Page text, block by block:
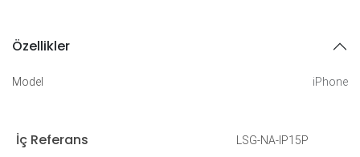
Özellikler
Model iPhone
İç Referans LSG-NA-IP15P